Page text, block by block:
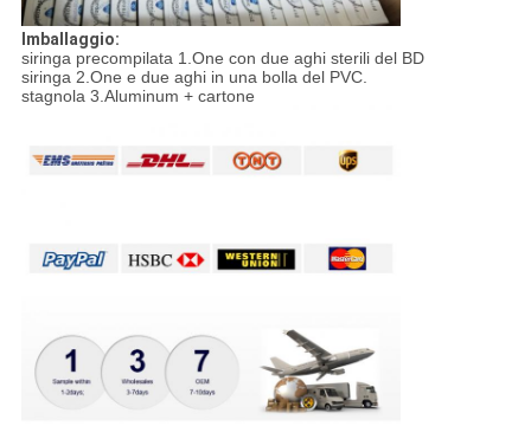
Imballaggio:
siringa precompilata 1.One con due aghi sterili del BD
siringa 2.One e due aghi in una bolla del PVC.
stagnola 3.Aluminum + cartone